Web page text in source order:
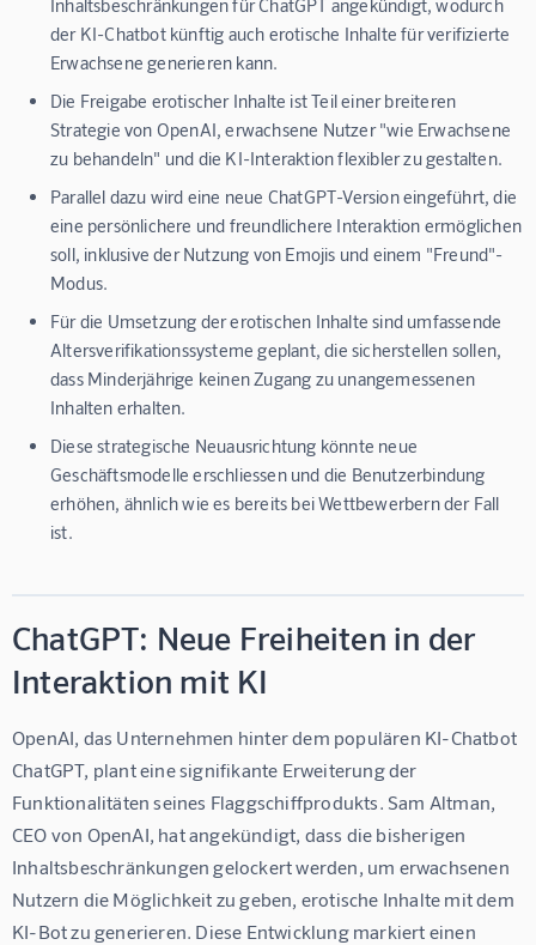
Inhaltsbeschränkungen für ChatGPT angekündigt, wodurch
der KI-Chatbot künftig auch erotische Inhalte für verifizierte
Erwachsene generieren kann.
Die Freigabe erotischer Inhalte ist Teil einer breiteren
Strategie von OpenAI, erwachsene Nutzer "wie Erwachsene
zu behandeln" und die KI-Interaktion flexibler zu gestalten.
Parallel dazu wird eine neue ChatGPT-Version eingeführt, die
eine persönlichere und freundlichere Interaktion ermöglichen
soll, inklusive der Nutzung von Emojis und einem "Freund"-
Modus.
Für die Umsetzung der erotischen Inhalte sind umfassende
Altersverifikationssysteme geplant, die sicherstellen sollen,
dass Minderjährige keinen Zugang zu unangemessenen
Inhalten erhalten.
Diese strategische Neuausrichtung könnte neue
Geschäftsmodelle erschliessen und die Benutzerbindung
erhöhen, ähnlich wie es bereits bei Wettbewerbern der Fall
ist.
ChatGPT: Neue Freiheiten in der
Interaktion mit KI
OpenAI, das Unternehmen hinter dem populären KI-Chatbot
ChatGPT, plant eine signifikante Erweiterung der
Funktionalitäten seines Flaggschiffprodukts. Sam Altman,
CEO von OpenAI, hat angekündigt, dass die bisherigen
Inhaltsbeschränkungen gelockert werden, um erwachsenen
Nutzern die Möglichkeit zu geben, erotische Inhalte mit dem
KI-Bot zu generieren. Diese Entwicklung markiert einen